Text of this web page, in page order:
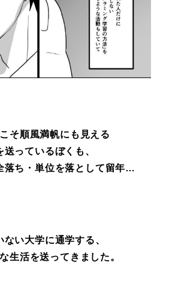
そ順風満帆にも見える
送っているぼくも、
落ち・単位を落として留年…
ない大学に通学する、
生活を送ってきました。